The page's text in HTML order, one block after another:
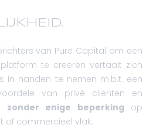
van Pure Capital om een
te creëren vertaalt zich
in handen te nemen m.b.t. een
van privé cliënten en
zonder enige beperkingop
of commercieel vlak.